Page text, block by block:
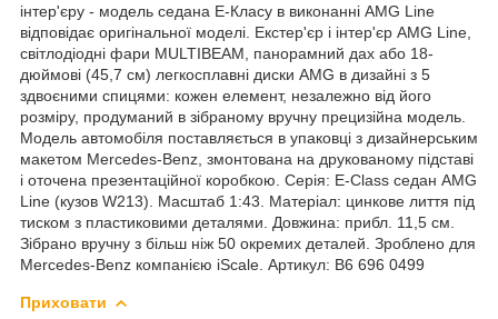
інтер'єру - модель седана Е-Класу в виконанні AMG Line
відповідає оригінальної моделі. Екстер'єр і інтер'єр AMG Line,
світлодіодні фари MULTIBEAM, панорамний дах або 18-
дюймові (45,7 см) легкосплавні диски AMG в дизайні з 5
здвоєними спицями: кожен елемент, незалежно від його
розміру, продуманий в зібраному вручну прецизійна модель.
Модель автомобіля поставляється в упаковці з дизайнерським
макетом Mercedes-Benz, змонтована на друкованому підставі
і оточена презентаційної коробкою. Серія: E-Class седан AMG
Line (кузов W213). Масштаб 1:43. Матеріал: цинкове лиття під
тиском з пластиковими деталями. Довжина: прибл. 11,5 см.
Зібрано вручну з більш ніж 50 окремих деталей. Зроблено для
Mercedes-Benz компанією iScale. Артикул: B6 696 0499
Приховати